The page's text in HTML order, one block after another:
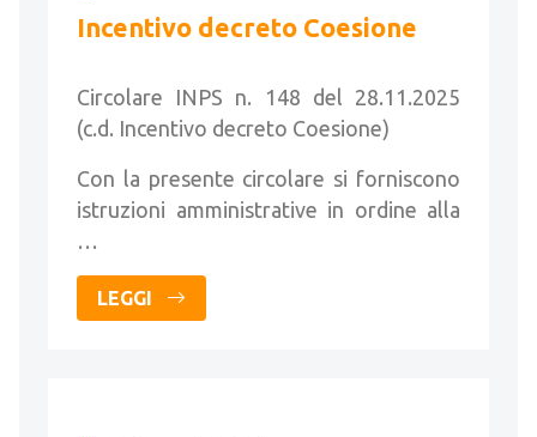
Incentivo decreto Coesione
Circolare INPS n. 148 del 28.11.2025
(c.d. Incentivo decreto Coesione)
Con la presente circolare si forniscono
istruzioni amministrative in ordine alla
…
LEGGI